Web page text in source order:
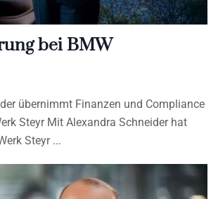
bei BMW
übernimmt Finanzen und Compliance
Steyr Mit Alexandra Schneider hat
Steyr